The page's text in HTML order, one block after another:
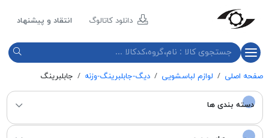
دانلود کاتالوگ انتقاد و پیشنهاد
صفحه اصلی لوازم لباسشویی دیگ-جابلبرینگ-وزنه جابلبرینگ
دسته بندی ها